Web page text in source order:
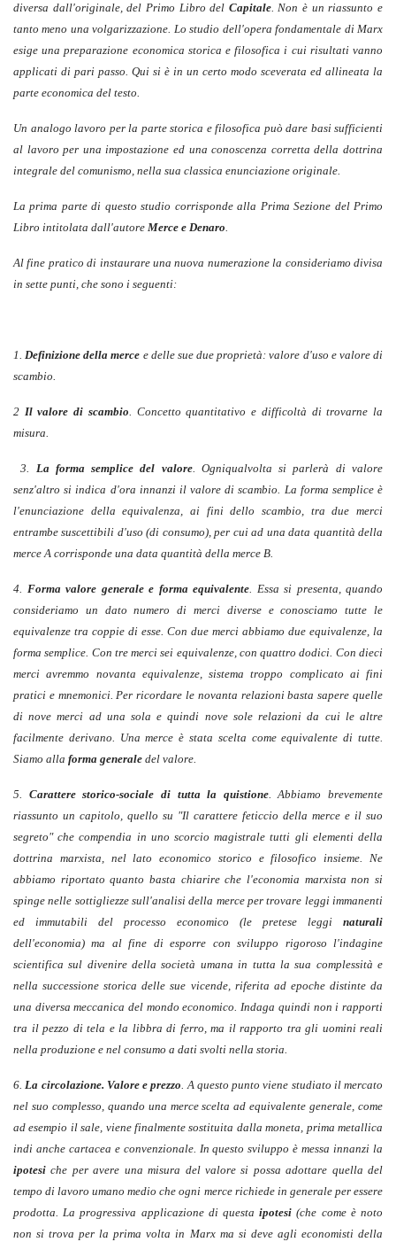
diversa dall'originale, del Primo Libro del Capitale. Non è un riassunto e
tanto meno una volgarizzazione. Lo studio dell'opera fondamentale di Marx
esige una preparazione economica storica e filosofica i cui risultati vanno
applicati di pari passo. Qui si è in un certo modo sceverata ed allineata la
parte economica del testo.
Un analogo lavoro per la parte storica e filosofica può dare basi sufficienti
al lavoro per una impostazione ed una conoscenza corretta della dottrina
integrale del comunismo, nella sua classica enunciazione originale.
La prima parte di questo studio corrisponde alla Prima Sezione del Primo
Libro intitolata dall'autore Merce e Denaro.
Al fine pratico di instaurare una nuova numerazione la consideriamo divisa
in sette punti, che sono i seguenti:
1.Definizione della merce e delle sue due proprietà: valore d'uso e valore di
scambio.
2 Il valore di scambio. Concetto quantitativo e difficoltà di trovarne la
misura.
3. La forma semplice del valore. Ogniqualvolta si parlerà di valore
senz'altro si indica d'ora innanzi il valore di scambio. La forma semplice è
l'enunciazione della equivalenza, ai fini dello scambio, tra due merci
entrambe suscettibili d'uso (di consumo), per cui ad una data quantità della
merce A corrisponde una data quantità della merce B.
4. Forma valore generale e forma equivalente. Essa si presenta, quando
consideriamo un dato numero di merci diverse e conosciamo tutte le
equivalenze tra coppie di esse. Con due merci abbiamo due equivalenze, la
forma semplice. Con tre merci sei equivalenze, con quattro dodici. Con dieci
merci avremmo novanta equivalenze, sistema troppo complicato ai fini
pratici e mnemonici. Per ricordare le novanta relazioni basta sapere quelle
di nove merci ad una sola e quindi nove sole relazioni da cui le altre
facilmente derivano. Una merce è stata scelta come equivalente di tutte.
Siamo alla forma generale del valore.
5. Carattere storico-sociale di tutta la quistione. Abbiamo brevemente
riassunto un capitolo, quello su "Il carattere feticcio della merce e il suo
segreto" che compendia in uno scorcio magistrale tutti gli elementi della
dottrina marxista, nel lato economico storico e filosofico insieme. Ne
abbiamo riportato quanto basta chiarire che l'economia marxista non si
spinge nelle sottigliezze sull'analisi della merce per trovare leggi immanenti
ed immutabili del processo economico (le pretese leggi naturali
dell'economia) ma al fine di esporre con sviluppo rigoroso l'indagine
scientifica sul divenire della società umana in tutta la sua complessità e
nella successione storica delle sue vicende, riferita ad epoche distinte da
una diversa meccanica del mondo economico. Indaga quindi non i rapporti
tra il pezzo di tela e la libbra di ferro, ma il rapporto tra gli uomini reali
nella produzione e nel consumo a dati svolti nella storia.
6.La circolazione. Valore e prezzo. A questo punto viene studiato il mercato
nel suo complesso, quando una merce scelta ad equivalente generale, come
ad esempio il sale, viene finalmente sostituita dalla moneta, prima metallica
indi anche cartacea e convenzionale. In questo sviluppo è messa innanzi la
ipotesi che per avere una misura del valore si possa adottare quella del
tempo di lavoro umano medio che ogni merce richiede in generale per essere
prodotta. La progressiva applicazione di questaipotesi (che come è noto
non si trova per la prima volta in Marx ma si deve agli economisti della